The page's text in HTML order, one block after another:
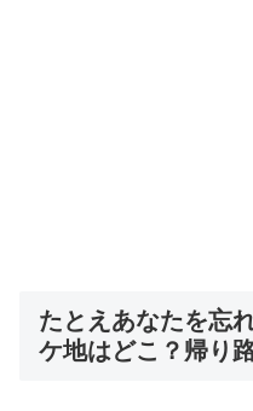
たとえあなたを忘
ケ地はどこ？帰り